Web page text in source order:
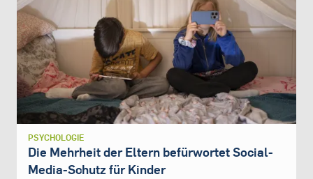
PSYCHOLOGIE
Die Mehrheit der Eltern befürwortet Social-
Media-Schutz für Kinder